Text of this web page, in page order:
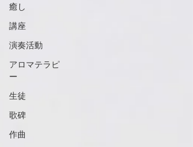
癒し
講座
演奏活動
アロマテラピ
ー
生徒
歌碑
作曲